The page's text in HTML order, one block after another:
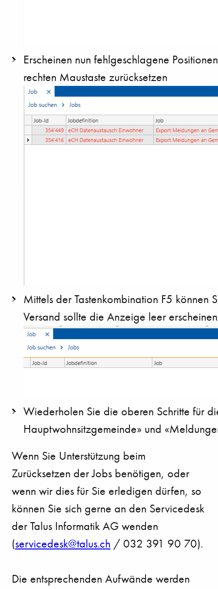
Erscheinen nun fehlgeschlagene
rechten Maustaste zurücksetzen
Mittels der Tastenkombination F5 können
Versand sollte die Anzeige leer erscheinen
Wiederholen Sie die oberen Schritte für
Hauptwohnsitzgemeinde» und
Wenn Sie Unterstützung beim
Zurücksetzen der Jobs benötigen, oder
wenn wir dies für Sie erledigen dürfen, so
können Sie sich gerne an den Servicedesk
der Talus Informatik AG wenden
(s rv c d sk t l s ch / 032 391 90 70).
Die entsprechenden Aufwände werden